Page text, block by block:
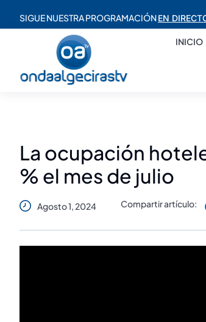
SIGUE NUESTRA PROGRAMACIÓNEN
INICIO
La ocupación
% el mes de julio
Agosto 1, 2024 Compartir artículo: